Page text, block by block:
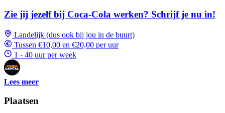
Zie jij jezelf bij Coca-Cola werken? Schrijf je nu in!
Landelijk (dus ook bij jou in de buurt)
Tussen €10,00 en €20,00 per uur
1 - 40 uur per week
Lees meer
Plaatsen